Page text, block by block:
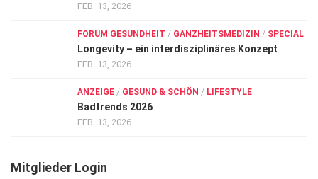
FEB. 13, 2026
FORUM GESUNDHEIT / GANZHEITSMEDIZIN / SPECIAL
Longevity – ein interdisziplinäres Konzept
FEB. 13, 2026
ANZEIGE / GESUND & SCHÖN / LIFESTYLE
Badtrends 2026
FEB. 13, 2026
Mitglieder Login